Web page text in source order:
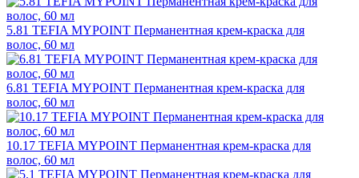
5.81 TEFIA MYPOINT Перманентная крем-краска для
волос, 60 мл
6.81 TEFIA MYPOINT Перманентная крем-краска для
волос, 60 мл
10.17 TEFIA MYPOINT Перманентная крем-краска для
волос, 60 мл